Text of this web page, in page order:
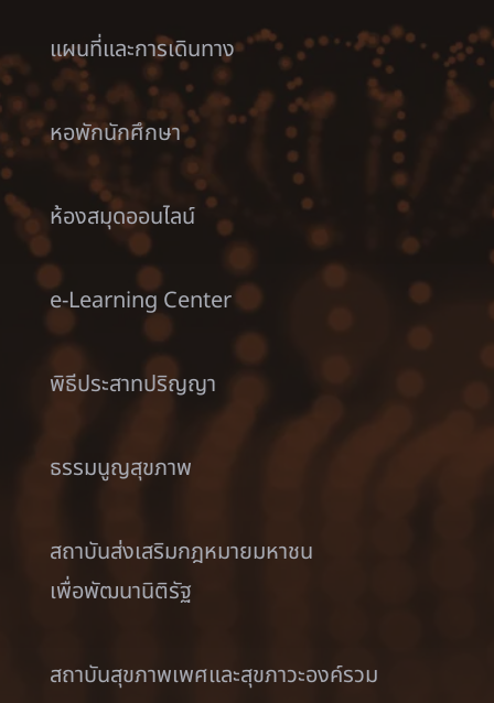
แผนที่และการเดินทาง
หอพักนักศึกษา
ห้องสมุดออนไลน์
e-Learning Center
พิธีประสาทปริญญา
ธรรมนูญสุขภาพ
สถาบันส่งเสริมกฎหมายมหาชน
เพื่อพัฒนานิติรัฐ
สถาบันสุขภาพเพศและสุขภาวะองค์รวม